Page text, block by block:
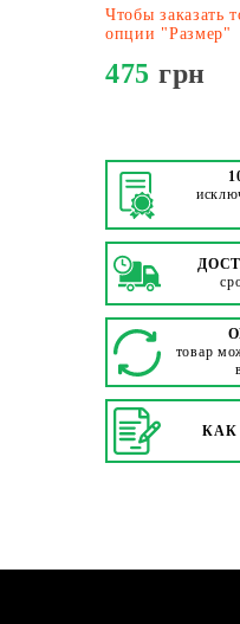
Чтобы заказать
опции "Размер"
475 грн
товар
КАК